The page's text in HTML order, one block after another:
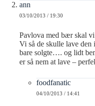
ann
03/10/2013 / 19:30
Pavlova med bær skal vi
Vi så de skulle lave
bare solgte…. og lidt
er så nem at lave –
foodfanatic
04/10/2013 / 14:41